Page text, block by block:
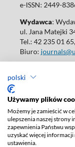
polski
Używamy plików
Możemy je zamieścić w
ulepszenia naszej strony
zapewnienia Państwu
uzyskać więcej
ustawienia.
e-ISSN: 2449-
Wydawca:
ul. Jana Matejki
Tel.: 42 235 01
Biuro:
W sprawie
Deklaracja